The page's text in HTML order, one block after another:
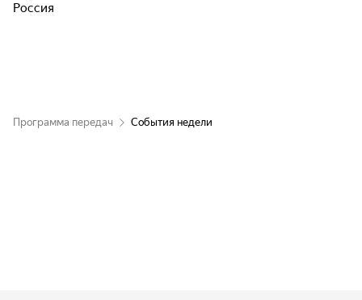
Россия
Программа передач События недели